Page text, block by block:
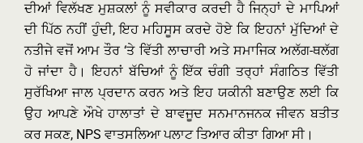
ਦੀਆਂ ਵਿਲੱਖਣ ਮੁਸ਼ਕਲਾਂ ਨੂੰ ਸਵੀਕਾਰ ਕਰਦੀ ਹੈ ਜਿਨ੍ਹਾਂ ਦੇ ਮਾਪਿਆਂ
ਦੀ ਪਿੱਠ ਨਹੀਂ ਹੁੰਦੀ, ਇਹ ਮਹਿਸੂਸ ਕਰਦੇ ਹੋਏ ਕਿ ਇਹਨਾਂ ਮੁੱਦਿਆਂ ਦੇ
ਨਤੀਜੇ ਵਜੋਂ ਆਮ ਤੌਰ ‘ਤੇ ਵਿੱਤੀ ਲਾਚਾਰੀ ਅਤੇ ਸਮਾਜਿਕ ਅਲੱਗ-ਥਲੱਗ
ਹੋ ਜਾਂਦਾ ਹੈ। ਇਹਨਾਂ ਬੱਚਿਆਂ ਨੂੰ ਇੱਕ ਚੰਗੀ ਤਰ੍ਹਾਂ ਸੰਗਠਿਤ ਵਿੱਤੀ
ਸੁਰੱਖਿਆ ਜਾਲ ਪ੍ਰਦਾਨ ਕਰਨ ਅਤੇ ਇਹ ਯਕੀਨੀ ਬਣਾਉਣ ਲਈ ਕਿ
ਉਹ ਆਪਣੇ ਔਖੇ ਹਾਲਾਤਾਂ ਦੇ ਬਾਵਜੂਦ ਸਨਮਾਨਜਨਕ ਜੀਵਨ ਬਤੀਤ
ਕਰ ਸਕਣ, NPS ਵਾਤਸਲਿਆ ਪਲਾਟ ਤਿਆਰ ਕੀਤਾ ਗਿਆ ਸੀ।